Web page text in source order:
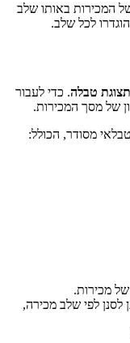
המכירות באותו שלב
לכל שלב.
טבלה. כדי לעבור
של מסך המכירות.
מסודר, הכולל:
מכירות.
לפי שלב מכירה,